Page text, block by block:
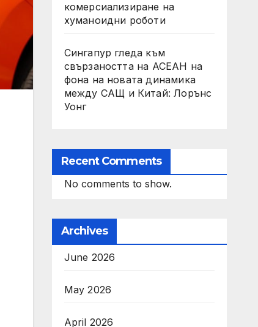
комерсиализиране на
хуманоидни роботи
Сингапур гледа към
свързаността на АСЕАН на
фона на новата динамика
между САЩ и Китай: Лорънс
Уонг
Recent Comments
No comments to show.
Archives
June 2026
May 2026
April 2026